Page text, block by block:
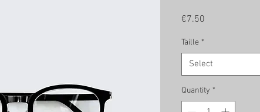
€7.50
Taille *
Select
Quantity *